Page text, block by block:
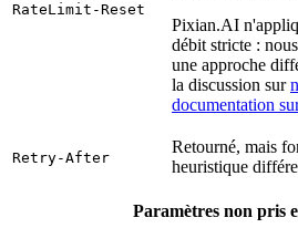
RateLimit-Reset
Pixian.AI
débit stricte :
une approche
la discussion sur
documentation
Retry-After
Retourné, mais
heuristique
Paramètres non pris